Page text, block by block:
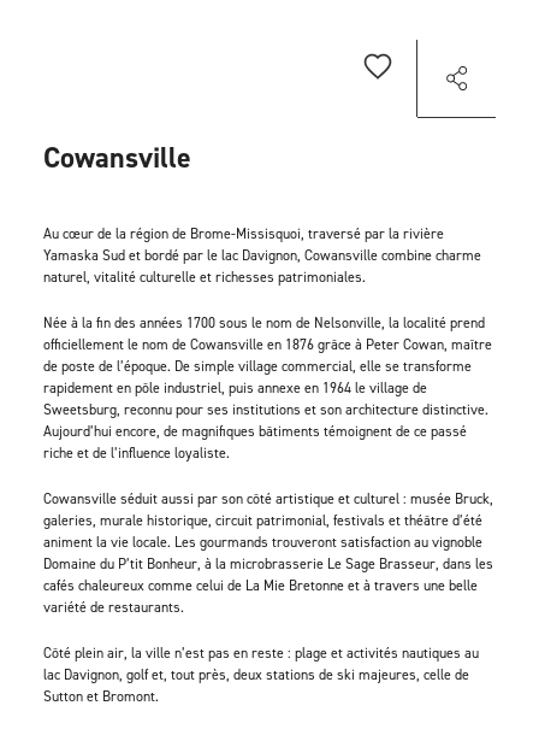
Cowansville
Au cœur de la région de Brome-Missisquoi, traversé par la rivière
Yamaska Sud et bordé par le lac Davignon, Cowansville combine charme
naturel, vitalité culturelle et richesses patrimoniales.
Née à la fin des années 1700 sous le nom de Nelsonville, la localité prend
officiellement le nom de Cowansville en 1876 grâce à Peter Cowan, maître
de poste de l’époque. De simple village commercial, elle se transforme
rapidement en pôle industriel, puis annexe en 1964 le village de
Sweetsburg, reconnu pour ses institutions et son architecture distinctive.
Aujourd’hui encore, de magnifiques bâtiments témoignent de ce passé
riche et de l’influence loyaliste.
Cowansville séduit aussi par son côté artistique et culturel : musée Bruck,
galeries, murale historique, circuit patrimonial, festivals et théâtre d’été
animent la vie locale. Les gourmands trouveront satisfaction au vignoble
Domaine du P’tit Bonheur, à la microbrasserie Le Sage Brasseur, dans les
cafés chaleureux comme celui de La Mie Bretonne et à travers une belle
variété de restaurants.
Côté plein air, la ville n’est pas en reste : plage et activités nautiques au
lac Davignon, golf et, tout près, deux stations de ski majeures, celle de
Sutton et Bromont.